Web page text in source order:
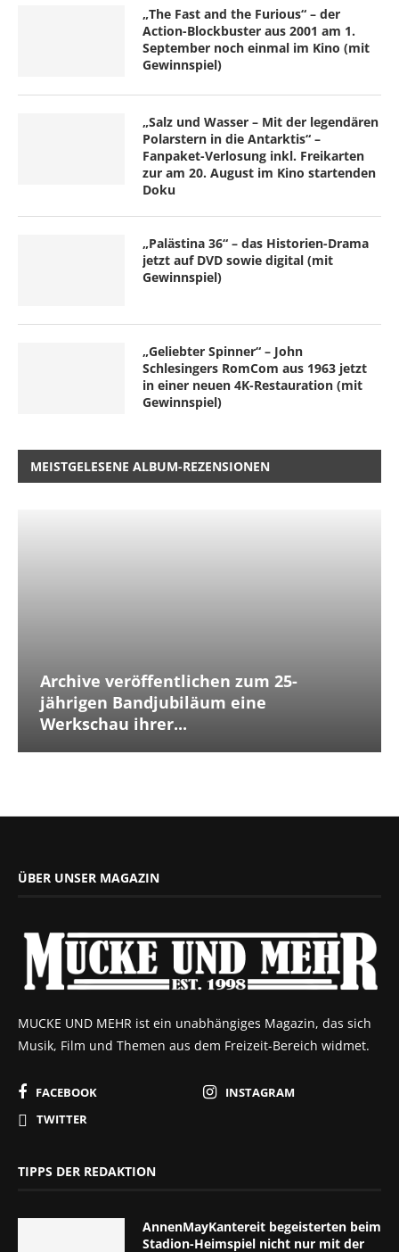
„The Fast and the Furious“ – der
Action-Blockbuster aus 2001 am 1.
September noch einmal im Kino (mit
Gewinnspiel)
„Salz und Wasser – Mit der legendären
Polarstern in die Antarktis“ –
Fanpaket-Verlosung inkl. Freikarten
zur am 20. August im Kino startenden
Doku
„Palästina 36“ – das Historien-Drama
jetzt auf DVD sowie digital (mit
Gewinnspiel)
„Geliebter Spinner“ – John
Schlesingers RomCom aus 1963 jetzt
in einer neuen 4K-Restauration (mit
Gewinnspiel)
MEISTGELESENE ALBUM-REZENSIONEN
Archive veröffentlichen zum 25-
jährigen Bandjubiläum eine
Werkschau ihrer...
ÜBER UNSER MAGAZIN
MUCKE UND MEHR ist ein unabhängiges Magazin, das sich
Musik, Film und Themen aus dem Freizeit-Bereich widmet.
FACEBOOK
INSTAGRAM
TWITTER
TIPPS DER REDAKTION
AnnenMayKantereit begeisterten beim
Stadion-Heimspiel nicht nur mit der